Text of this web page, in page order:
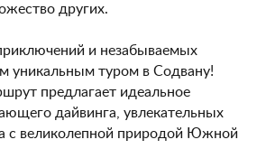
других.
и незабываемых
уникальным туром в Содвану!
предлагает идеальное
дайвинга, увлекательных
с великолепной природой Южной